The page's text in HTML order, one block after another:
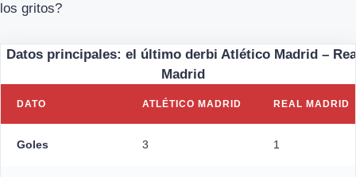
los gritos?
Datos principales: el último derbi Atlético Madrid –
Madrid
DATO ATLÉTICO MADRID REAL MADRID
Goles 3 1